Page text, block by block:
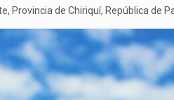
Provincia de Chiriquí, República de